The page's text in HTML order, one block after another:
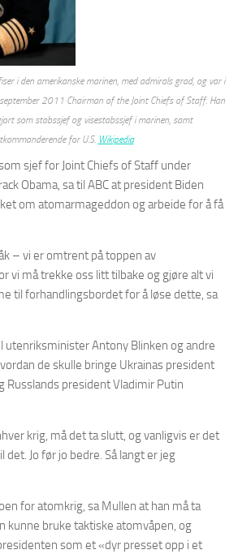
i den amerikanske marinen, med admirals grad, og var i
2011 Chairman of the Joint Chiefs of Staff. Han
som stabssjef og visestabssjef i marinen, samt
for U.S. Wikipedia
sjef for Joint Chiefs of Staff under
Obama, sa til ABC at president Biden
om atomarmageddon og arbeide for å få
– vi er omtrent på toppen av
vi må trekke oss litt tilbake og gjøre alt vi
til forhandlingsbordet for å løse dette, sa
utenriksminister Antony Blinken og andre
de skulle bringe Ukrainas president
Russlands president Vladimir Putin
krig, må det ta slutt, og vanligvis er det
Jo før jo bedre. Så langt er jeg
for atomkrig, sa Mullen at han må ta
kunne bruke taktiske atomvåpen, og
som et «dyr presset opp i et